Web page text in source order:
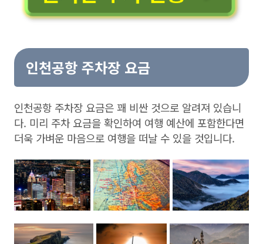
인천공항 주차장 요금
인천공항 주차장 요금은 꽤 비싼 것으로 알려져 있습니
다. 미리 주차 요금을 확인하여 여행 예산에 포함한다면
더욱 가벼운 마음으로 여행을 떠날 수 있을 것입니다.